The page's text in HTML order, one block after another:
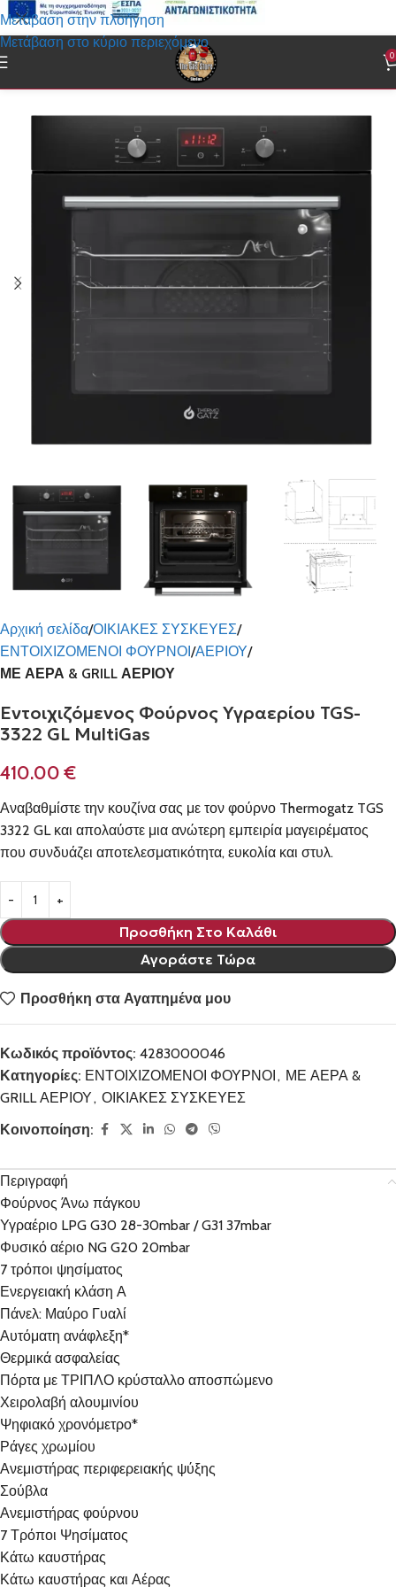
Μετάβαση στην πλοήγηση
Μετάβαση στο κύριο περιεχόμενο
0
Αρχική σελίδα ΟΙΚΙΑΚΕΣ ΣΥΣΚΕΥΕΣ
ΕΝΤΟΙΧΙΖΟΜΕΝΟΙ ΦΟΥΡΝΟΙ ΑΕΡΙΟΥ
ΜΕ ΑΕΡΑ & GRILL ΑΕΡΙΟΥ
Εντοιχιζόμενος Φούρνος Υγραερίου TGS-
3322 GL MultiGas
410.00€
Αναβαθμίστε την κουζίνα σας με τον φούρνο Thermogatz TGS
3322 GL και απολαύστε μια ανώτερη εμπειρία μαγειρέματος
που συνδυάζει αποτελεσματικότητα, ευκολία και στυλ.
Προσθήκη Στο Καλάθι
Αγοράστε Τώρα
Προσθήκη στα Αγαπημένα μου
Κωδικός προϊόντος: 4283000046
Κατηγορίες: ΕΝΤΟΙΧΙΖΟΜΕΝΟΙ ΦΟΥΡΝΟΙ , ΜΕ ΑΕΡΑ &
GRILL ΑΕΡΙΟΥ, ΟΙΚΙΑΚΕΣ ΣΥΣΚΕΥΕΣ
Κοινοποίηση:
Περιγραφή
Φούρνος Άνω πάγκου
Υγραέριο LPG G30 28-30mbar / G31 37mbar
Φυσικό αέριο NG G20 20mbar
7 τρόποι ψησίματος
Ενεργειακή κλάση Α
Πάνελ: Μαύρο Γυαλί
Αυτόματη ανάφλεξη*
Θερμικά ασφαλείας
Πόρτα με ΤΡΙΠΛΟ κρύσταλλο αποσπώμενο
Χειρολαβή αλουμινίου
Ψηφιακό χρονόμετρο*
Ράγες χρωμίου
Ανεμιστήρας περιφερειακής ψύξης
Σούβλα
Ανεμιστήρας φούρνου
7 Τρόποι Ψησίματος
Κάτω καυστήρας
Κάτω καυστήρας και Αέρας